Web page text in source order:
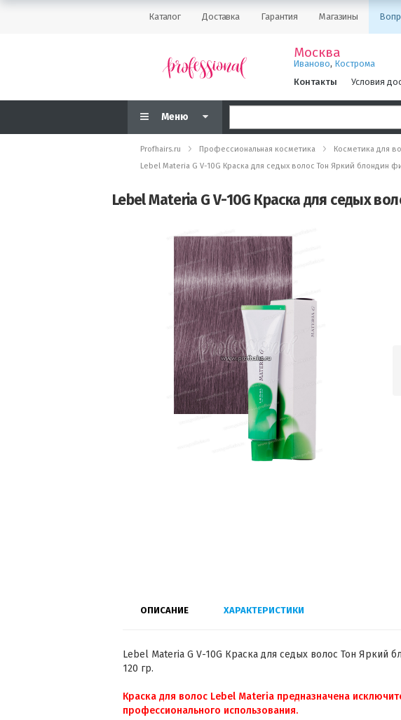
Каталог Доставка Гарантия Магазины
Москва
Иваново, Кострома
Контакты
Условия
Меню
Profhairs.ru Профессиональная косметика Косметика для
Lebel Materia G V-10G Краска для седых волос Тон Яркий блондин
Lebel Materia G V-10G Краска для седых
ОПИСАНИЕ ХАРАКТЕРИСТИКИ
Lebel Materia G V-10G Краска для седых волос Тон Яркий
120 гр.
Краска для волос Lebel Materia предназначена
профессионального использования.